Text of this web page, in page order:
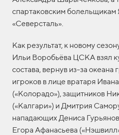
спартаковским
«Северсталь».
Как результат, к новому
Ильи Воробьёва ЦСКА взял
состава, вернув из-за океана
игроков в лице вратаря
(«Колорадо»), защитников
(«Калгари») и Дмитрия
нападающих Дениса
Егора Афанасьева